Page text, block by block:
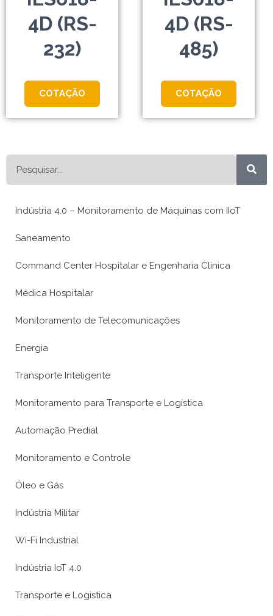
4D (RS-
232)
COTAÇÃO
4D (RS-
485)
COTAÇÃO
Indústria 4.0 – Monitoramento de Máquinas com IIoT
Saneamento
Command Center Hospitalar e Engenharia Clínica
Médica Hospitalar
Monitoramento de Telecomunicações
Energia
Transporte Inteligente
Monitoramento para Transporte e Logística
Automação Predial
Monitoramento e Controle
Óleo e Gás
Indústria Militar
Wi-Fi Industrial
Indústria IoT 4.0
Transporte e Logistica